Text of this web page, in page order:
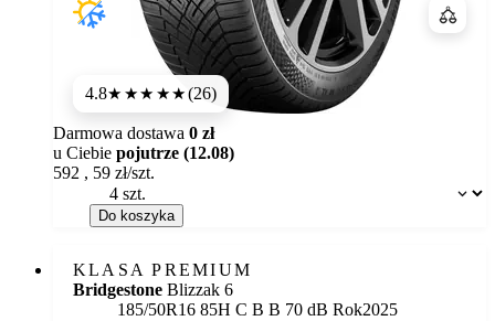
4.8★★★★★(26)
Dostępność:
Darmowa dostawa 0 zł
u Ciebie pojutrze (12.08)
592 , 59 zł/szt.
Do koszyka
KLASA PREMIUM
Bridgestone Blizzak 6
185/50R16 85H Etykieta:
C B B 70 dB Rok2025